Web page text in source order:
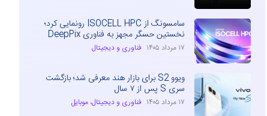
سامسونگ از ISOCELL HPC رونمایی کرد؛
نخستین حسگر مجهز به فناوری DeepPix
۱۷ مرداد ۱۴۰۵ فناوری و دیجیتال
ویوو S2 برای بازار هند معرفی شد؛ بازگشت
سری S پس از ۷ سال
۱۷ مرداد ۱۴۰۵ فناوری و دیجیتال،موبایل